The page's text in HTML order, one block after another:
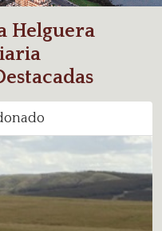
Helguera